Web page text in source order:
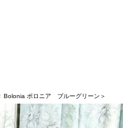
Bolonia ボロニア ブルーグリーン＞